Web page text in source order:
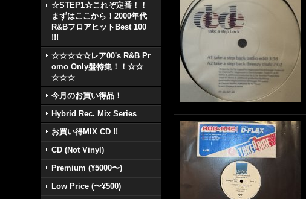
☆STEP1☆これぞ定番！！
まずはここから！2000年代
R&BフロアヒットBest 100
!!!
☆☆☆☆☆レア00's R&B Pr
omo Only盤特集！！☆☆
☆☆☆
今月のお買い得品！
Hybrid Rec. Mix Series
お買い得MIX CD !!
CD (Not Vinyl)
Premium (¥5000〜)
Low Price (〜¥500)